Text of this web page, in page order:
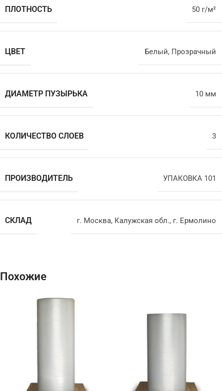
ПЛОТНОСТЬ 50 г/м²
ЦВЕТ Белый, Прозрачный
ДИАМЕТР ПУЗЫРЬКА 10 мм
КОЛИЧЕСТВО СЛОЕВ 3
ПРОИЗВОДИТЕЛЬ УПАКОВКА 101
СКЛАД г. Москва, Калужская обл., г. Ермолино
Похожие